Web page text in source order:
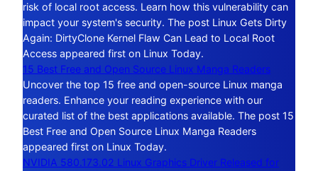
risk of local root access. Learn how this vulnerability can
impact your system's security. The post Linux Gets Dirty
Again: DirtyClone Kernel Flaw Can Lead to Local Root
Access appeared first on Linux Today.
15 Best Free and Open Source Linux Manga Readers
Uncover the top 15 free and open-source Linux manga
readers. Enhance your reading experience with our
curated list of the best applications available. The post 15
Best Free and Open Source Linux Manga Readers
appeared first on Linux Today.
NVIDIA 580.173.02 Linux Graphics Driver Released for